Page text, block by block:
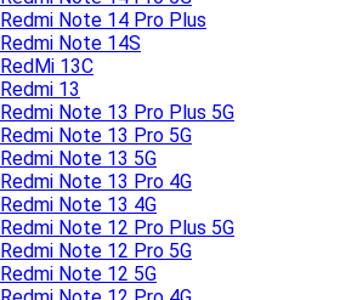
Redmi Note 14 Pro Plus
Redmi Note 14S
RedMi 13C
Redmi 13
Redmi Note 13 Pro Plus 5G
Redmi Note 13 Pro 5G
Redmi Note 13 5G
Redmi Note 13 Pro 4G
Redmi Note 13 4G
Redmi Note 12 Pro Plus 5G
Redmi Note 12 Pro 5G
Redmi Note 12 5G